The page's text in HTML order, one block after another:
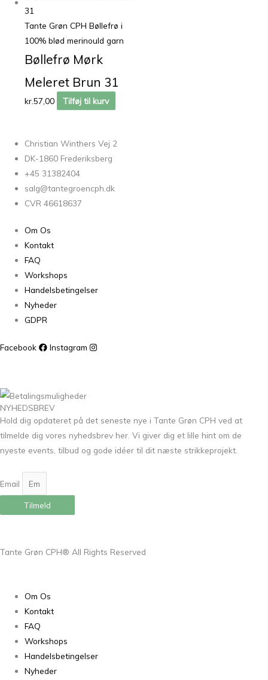
Tante Grøn CPH Bøllefrø i
100% blød merinould garn
Bøllefrø Mørk
Meleret Brun 31
kr.57,00 Tilføj til kurv
Christian Winthers Vej 2
DK-1860 Frederiksberg
+45 31382404
salg@tantegroencph.dk
CVR 46618637
Om Os
Kontakt
FAQ
Workshops
Handelsbetingelser
Nyheder
GDPR
Facebook Instagram
NYHEDSBREV
Hold dig opdateret på det seneste nye i Tante Grøn CPH ved at
tilmelde dig vores nyhedsbrev her. Vi giver dig et lille hint om de
nyeste events, tilbud og gode idéer til dit næste strikkeprojekt.
Email
Tilmeld
Tante Grøn CPH® All Rights Reserved
Om Os
Kontakt
FAQ
Workshops
Handelsbetingelser
Nyheder